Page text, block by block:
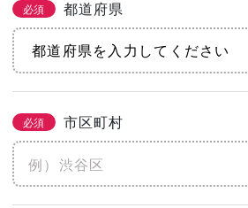
必須 都道府県
必須 市区町村